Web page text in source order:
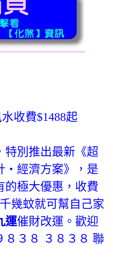
收費$1488起
特別推出最新《超
‧經濟方案》，是
的極大優惠，收費
幾蚊就可幫自己家
運催財改運。歡迎
８３８ ３８３８ 聯